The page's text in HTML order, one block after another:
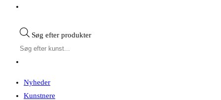
Søg efter produkter
Nyheder
Kunstnere